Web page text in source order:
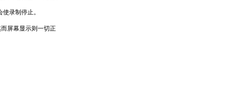
录制停止。
屏幕显示则一切正